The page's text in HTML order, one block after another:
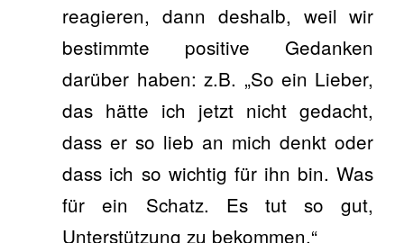
reagieren, dann deshalb, weil wir
bestimmte positive Gedanken
darüber haben: z.B. „So ein Lieber,
das hätte ich jetzt nicht gedacht,
dass er so lieb an mich denkt oder
dass ich so wichtig für ihn bin. Was
für ein Schatz. Es tut so gut,
Unterstützung zu bekommen.“